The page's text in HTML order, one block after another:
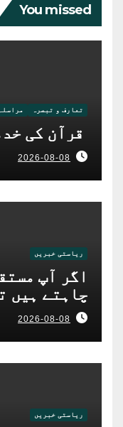
You missed
تعارف و تبصرہ مراسلہ
قرآن کی
2026-08-08
ریاستی خبریں
اگر آپ
چاہتے ہیں
کریں: سی
ٹھاکر
2026-08-08
ریاستی خبریں